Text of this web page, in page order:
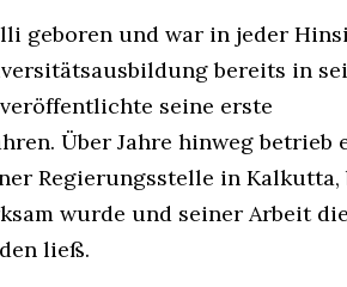
geboren und war in jeder
bereits in
seine erste
Über Jahre hinweg betrieb
Regierungsstelle in Kalkutta,
wurde und seiner Arbeit die
ließ.